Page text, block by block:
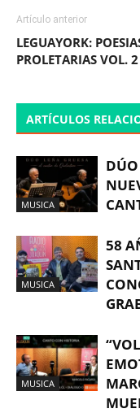
Artículo anterior
LEGUAYORK:
PROLETARIAS VOL. 2
ARTÍCULOS
MUSICA
MUSICA
58
MUSICA